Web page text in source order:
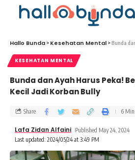
Hallo Bunda > Kesehatan Mental >Bunda dan Ayah
KESEHATAN MENTAL
Bunda dan Ayah Harus Peka!
Kecil Jadi Korban Bully
Last updated: 2024/05/24 at 3:49 PM
Lafa Zidan Alfaini Published May 24, 2024
Share 6 Min